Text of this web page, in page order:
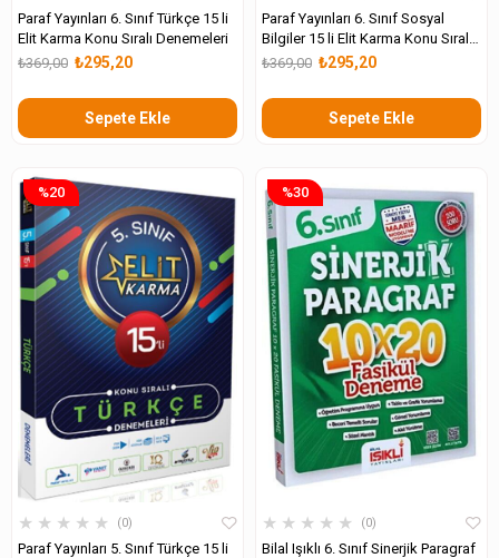
Paraf Yayınları 6. Sınıf Türkçe 15 li
Elit Karma Konu Sıralı Denemeleri
₺295,20
₺369,00
Sepete Ekle
Paraf Yayınları 6. Sınıf Sosyal
Bilgiler 15 li Elit Karma Konu Sıralı
Denemeleri₺295,20
₺369,00
Sepete Ekle
★ ★ ★ ★ ★ 0
Paraf Yayınları 5. Sınıf Türkçe 15 li
%20
★ ★ ★ ★ ★ 0
Bilal Işıklı 6. Sınıf Sinerjik Paragraf
%30